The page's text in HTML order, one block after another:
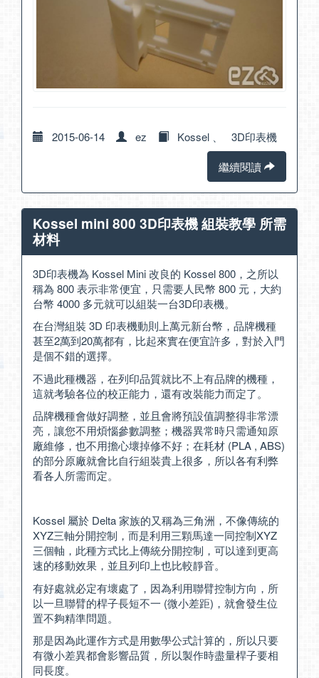
2015-06-14 ez Kossel
3D印表機
繼續閱讀
Kossel mini 800 3D印表機 組裝教學 所需
材料
3D印表機為 Kossel Mini 改良的 Kossel 800，之所以
稱為 800 表示非常便宜，只需要人民幣 800 元，大約
台幣 4000 多元就可以組裝一台3D印表機。
在台灣組裝 3D 印表機動則上萬元新台幣，品牌機種
甚至2萬到20萬都有，比起來實在便宜許多，對於入門
是個不錯的選擇。
不過此種機器，在列印品質就比不上有品牌的機種，
這就考驗各位的校正能力，還有改裝能力而定了。
品牌機種會做好調整，並且會將預設值調整得非常漂
亮，讓您不用煩惱參數調整；機器異常時只需通知原
廠維修，也不用擔心壞掉修不好；在耗材 (PLA , ABS)
的部分原廠就會比自行組裝貴上很多，所以各有利弊
看各人所需而定。
Kossel 屬於 Delta 家族的又稱為三角洲，不像傳統的
XYZ三軸分開控制，而是利用三顆馬達一同控制XYZ
三個軸，此種方式比上傳統分開控制，可以達到更高
速的移動效果，並且列印上也比較靜音。
有好處就必定有壞處了，因為利用聯臂控制方向，所
以一旦聯臂的桿子長短不一 (微小差距)，就會發生位
置不夠精準問題。
那是因為此運作方式是用數學公式計算的，所以只要
有微小差異都會影響品質，所以製作時盡量桿子要相
同長度。